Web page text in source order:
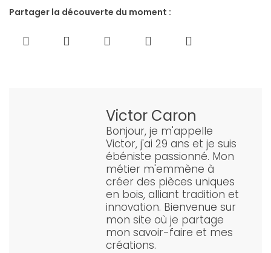
Partager la découverte du moment :
Victor Caron
Bonjour, je m'appelle
Victor, j'ai 29 ans et je suis
ébéniste passionné. Mon
métier m'emmène à
créer des pièces uniques
en bois, alliant tradition et
innovation. Bienvenue sur
mon site où je partage
mon savoir-faire et mes
créations.